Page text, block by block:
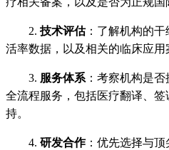
2. 技术评估：了解机构的
活率数据，以及相关的临床应用
3. 服务体系 ：考察机构是
全流程服务，包括医疗翻译、
持。
4. 研发合作：优先选择与顶